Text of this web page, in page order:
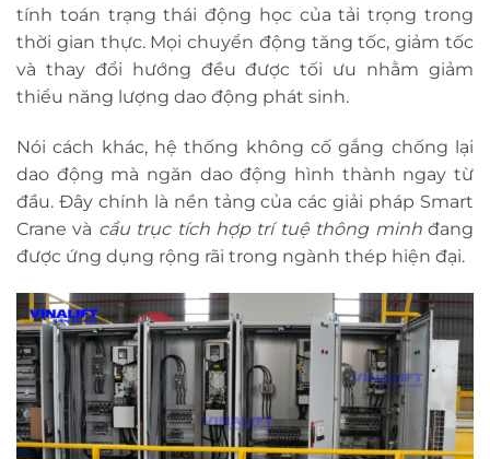
tính toán trạng thái động học của tải trọng trong
thời gian thực. Mọi chuyển động tăng tốc, giảm tốc
và thay đổi hướng đều được tối ưu nhằm giảm
thiểu năng lượng dao động phát sinh.
Nói cách khác, hệ thống không cố gắng chống lại
dao động mà ngăn dao động hình thành ngay từ
đầu. Đây chính là nền tảng của các giải pháp Smart
Crane và cầu trục tích hợp trí tuệ thông minhđang
được ứng dụng rộng rãi trong ngành thép hiện đại.